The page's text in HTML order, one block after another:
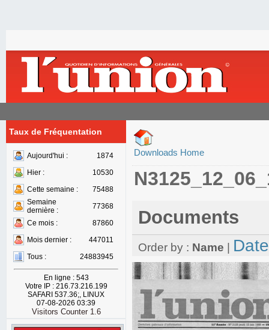
Taux de Fréquentation
Aujourd'hui :
1874
Hier :
10530
Cette semaine :
75488
Semaine
dernière :
77368
Ce mois :
87860
Mois dernier :
447011
Tous :
24883945
En ligne : 543
Votre IP : 216.73.216.199
SAFARI 537.36;, LINUX
07-08-2026 03:39
Visitors Counter 1.6
Downloads Home
Documents
Order by : Name Date